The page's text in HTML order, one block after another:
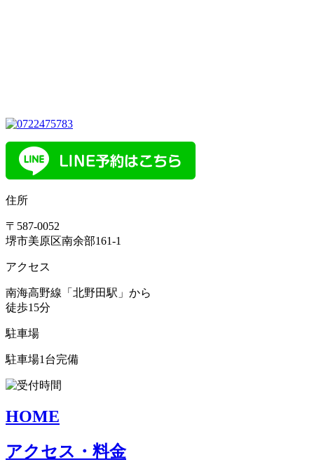
住所
〒587-0052
堺市美原区南余部161-1
アクセス
南海高野線「北野田駅」から
徒歩15分
駐車場
駐車場1台完備
HOME
アクセス・料金